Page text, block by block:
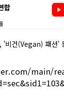
합
'비건(Vegan) 패션'
main/